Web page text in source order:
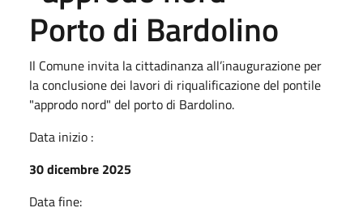
Porto di Bardolino
Il Comune invita la cittadinanza all’inaugurazione per
la conclusione dei lavori di riqualificazione del pontile
"approdo nord" del porto di Bardolino.
Data inizio :
30 dicembre 2025
Data fine: